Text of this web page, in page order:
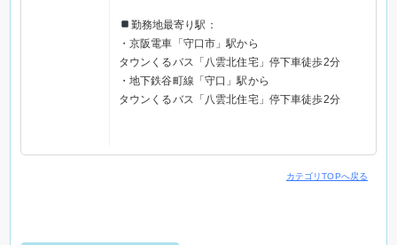
勤務地最寄り駅：
・京阪電車「守口市」駅から
タウンくるバス「八雲北住宅」停下車徒歩2分
・地下鉄谷町線「守口」駅から
タウンくるバス「八雲北住宅」停下車徒歩2分
カテゴリTOPへ戻る